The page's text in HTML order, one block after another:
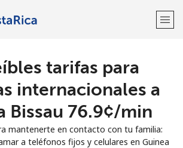
¡Bienvenido!
Regístrate con
tarifas para
internacionales a
Bissau ⁦76.9¢⁩/min
mantenerte en contacto con tu familia:
a teléfonos fijos y celulares en Guinea